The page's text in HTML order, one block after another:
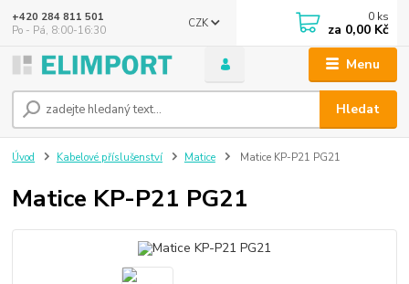
Menu
CZK
Hledat
+420 284 811 501
Po - Pá, 8:00-16:30
0 ks
za 0,00 Kč
Úvod Kabelové příslušenství Matice Matice KP-P21 PG21
Matice KP-P21 PG21